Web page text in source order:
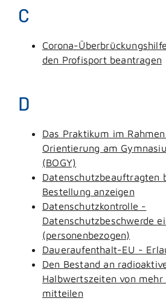
C
Corona-
den Profisport beantragen
D
Das Praktikum im
Orientierung am
(BOGY)
Datenschutzbeauftragten
Bestellung anzeigen
Datenschutzkontrolle -
Datenschutzbeschwerde
(personenbezogen)
Daueraufenthalt-EU -
Den Bestand an
Halbwertszeiten von mehr
mitteilen